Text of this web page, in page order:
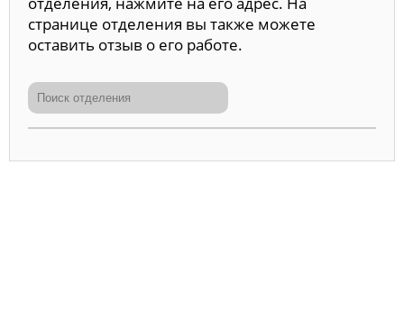
странице отделения вы также можете
оставить отзыв о его работе.